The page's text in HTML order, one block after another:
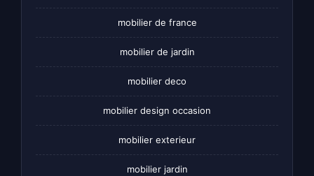
mobilier de france
mobilier de jardin
mobilier deco
mobilier design occasion
mobilier exterieur
mobilier jardin